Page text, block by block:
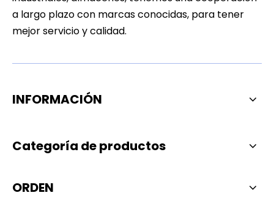
a largo plazo con marcas conocidas, para tener
mejor servicio y calidad.
INFORMACIÓN
Categoría de productos
ORDEN